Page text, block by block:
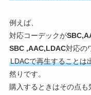
例えば、
対応コーデックが
SBC ,AAC,LDAC対応の
LDACで再生することは
然りです。
購入するときはその点も